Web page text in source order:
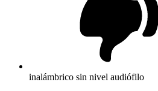
inalámbrico sin nivel audiófilo